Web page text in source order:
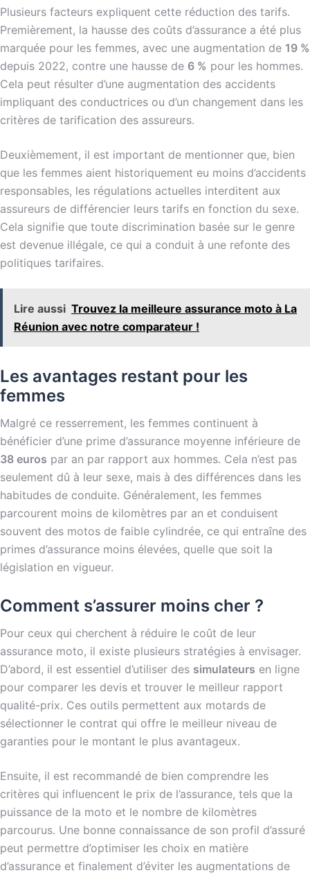
Plusieurs facteurs expliquent cette réduction des tarifs.
Premièrement, la hausse des coûts d’assurance a été plus
marquée pour les femmes, avec une augmentation de 19 %
depuis 2022, contre une hausse de 6 % pour les hommes.
Cela peut résulter d’une augmentation des accidents
impliquant des conductrices ou d’un changement dans les
critères de tarification des assureurs.
Deuxièmement, il est important de mentionner que, bien
que les femmes aient historiquement eu moins d’accidents
responsables, les régulations actuelles interditent aux
assureurs de différencier leurs tarifs en fonction du sexe.
Cela signifie que toute discrimination basée sur le genre
est devenue illégale, ce qui a conduit à une refonte des
politiques tarifaires.
Lire aussi Trouvez la meilleure assurance moto à La
Réunion avec notre comparateur !
Les avantages restant pour les
femmes
Malgré ce resserrement, les femmes continuent à
bénéficier d’une prime d’assurance moyenne inférieure de
38 euros par an par rapport aux hommes. Cela n’est pas
seulement dû à leur sexe, mais à des différences dans les
habitudes de conduite. Généralement, les femmes
parcourent moins de kilomètres par an et conduisent
souvent des motos de faible cylindrée, ce qui entraîne des
primes d’assurance moins élevées, quelle que soit la
législation en vigueur.
Comment s’assurer moins cher ?
Pour ceux qui cherchent à réduire le coût de leur
assurance moto, il existe plusieurs stratégies à envisager.
D’abord, il est essentiel d’utiliser des simulateurs en ligne
pour comparer les devis et trouver le meilleur rapport
qualité-prix. Ces outils permettent aux motards de
sélectionner le contrat qui offre le meilleur niveau de
garanties pour le montant le plus avantageux.
Ensuite, il est recommandé de bien comprendre les
critères qui influencent le prix de l’assurance, tels que la
puissance de la moto et le nombre de kilomètres
parcourus. Une bonne connaissance de son profil d’assuré
peut permettre d’optimiser les choix en matière
d’assurance et finalement d’éviter les augmentations de